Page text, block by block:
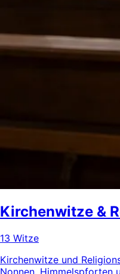
Kirchenwitze &
13 Witze
Kirchenwitze und